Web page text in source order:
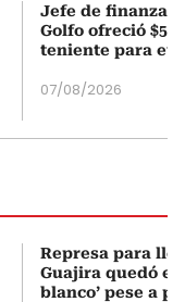
Jefe de finanzas
Golfo ofreció
teniente para
07/08/2026
Represa para
Guajira quedó en
blanco’ pese a